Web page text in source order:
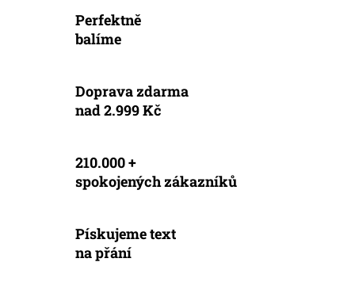
Perfektně
balíme
Doprava zdarma
nad 2.999 Kč
210.000 +
spokojených zákazníků
Pískujeme text
na přání